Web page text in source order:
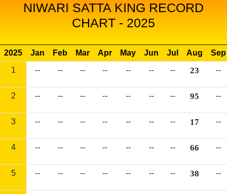
NIWARI SATTA KING RECORD
CHART - 2025
2025 Jan Feb Mar Apr May Jun Jul Aug
Sep
1
-- -- -- -- -- -- -- 23 --
2 -- -- -- -- -- -- -- 95 --
3 -- -- -- -- -- -- -- 17 --
4 -- -- -- -- -- -- -- 66 --
5 -- -- -- -- -- -- -- 38 --